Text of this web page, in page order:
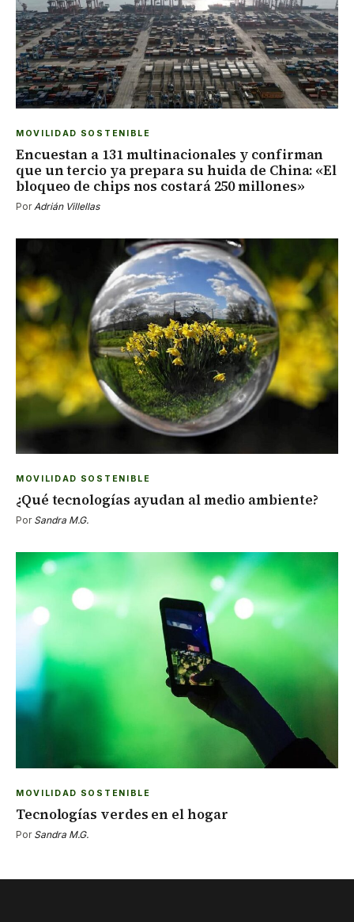
MOVILIDAD SOSTENIBLE
Encuestan a 131 multinacionales y confirman
que un tercio ya prepara su huida de China: «El
bloqueo de chips nos costará 250 millones»
PorAdrián Villellas
MOVILIDAD SOSTENIBLE
¿Qué tecnologías ayudan al medio ambiente?
Por Sandra M.G.
MOVILIDAD SOSTENIBLE
Tecnologías verdes en el hogar
Por Sandra M.G.